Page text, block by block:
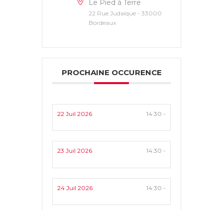
Le Pied à Terre
22 Rue Judaïque - 33000
Bordeaux
PROCHAINE OCCURENCE
22 Juil 2026 14:30 -
23 Juil 2026 14:30 -
24 Juil 2026 14:30 -